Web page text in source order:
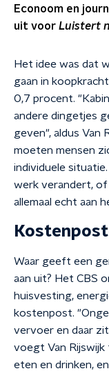
Econoom en
uit voor Luistert
Het idee was dat
gaan in
0,7 procent.
andere dingetjes
geven", aldus Van
moeten mensen
individuele
werk verandert, of
allemaal echt aan
Waar geeft een
aan uit? Het CBS
huisvesting,
kostenpost.
vervoer en daar
voegt Van Rijswijk
eten en drinken,